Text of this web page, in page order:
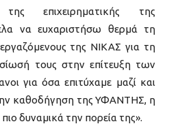
επιχειρηματικής της
να ευχαριστήσω θερμά τη
της ΝΙΚΑΣ για τη
τους στην επίτευξη των
για όσα επιτύχαμε μαζί και
καθοδήγηση της ΥΦΑΝΤΗΣ, η
δυναμικά την πορεία της».